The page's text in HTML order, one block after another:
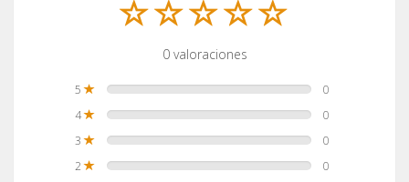
0 valoraciones
5
0
4
0
3
0
2
0